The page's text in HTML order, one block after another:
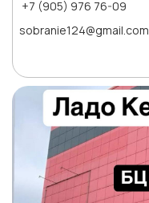
+7 (905) 976 76-09
sobranie124@gmail.com